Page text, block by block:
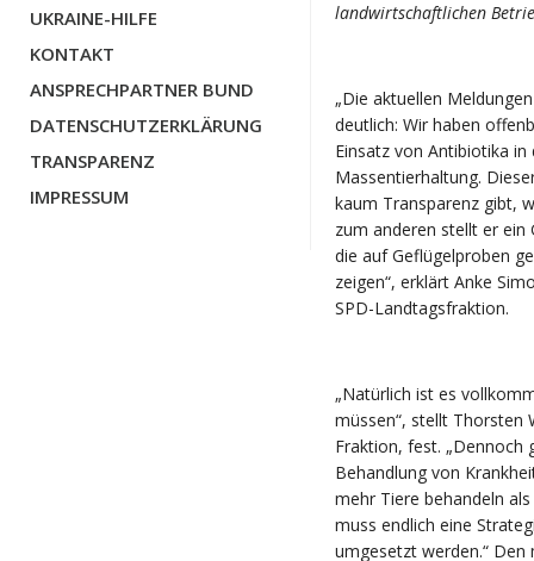
UKRAINE-HILFE
KONTAKT
ANSPRECHPARTNER BUND
DATENSCHUTZERKLÄRUNG
TRANSPARENZ
IMPRESSUM
landwirtschaftlichen
„Die aktuellen
deutlich: Wir haben
Einsatz von Antibiotika
Massentierhaltung.
kaum Transparenz gibt,
zum anderen stellt er ein
die auf Geflügelproben
zeigen“, erklärt Anke
SPD-Landtagsfraktion.
„Natürlich ist es
müssen“, stellt Thorsten
Fraktion, fest. „Dennoch
Behandlung von
mehr Tiere behandeln
muss endlich eine
umgesetzt werden.“